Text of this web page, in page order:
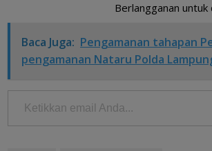
Berlangganan
Baca Juga: Pengamanan tahapan
pengamanan Nataru Polda
Ketikkan email Anda...